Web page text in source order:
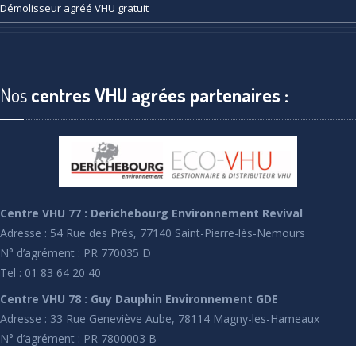
Démolisseur agréé VHU gratuit
Noscentres VHU agrées partenaires :
Centre VHU 77 : Derichebourg Environnement Revival
Adresse : 54 Rue des Prés, 77140 Saint-Pierre-lès-Nemours
N° d’agrément : PR 770035 D
Tel : 01 83 64 20 40
Centre VHU 78 : Guy Dauphin Environnement GDE
Adresse : 33 Rue Geneviève Aube, 78114 Magny-les-Hameaux
N° d’agrément : PR 7800003 B